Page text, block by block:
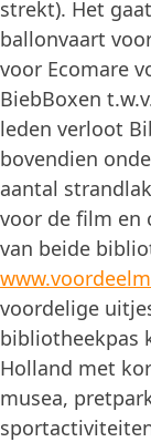
strekt). Het
ballonvaart
voor Ecomare
BiebBoxen
leden verloot
bovendien
aantal
voor de film en
van beide
voordelige
bibliotheekpas
Holland met
musea,